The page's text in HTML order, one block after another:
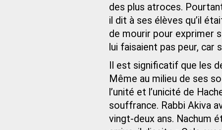
des plus atroces.
il dit à ses élèves qu’il
de mourir pour exprimer
lui faisaient pas peur,
Il est significatif que les
Même au milieu de ses
l’unité et l’unicité de
souffrance. Rabbi Akiva
vingt-deux ans. Nachum